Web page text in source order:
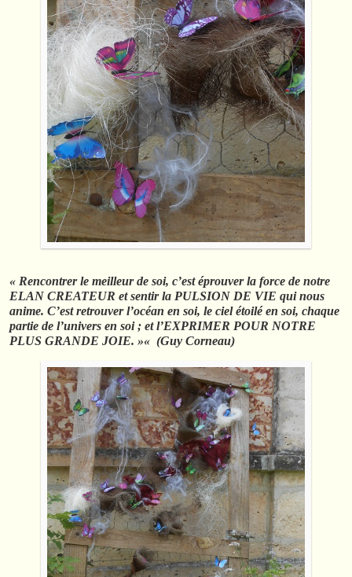
« Rencontrer le meilleur de soi, c’est éprouver la force de notre
ELAN CREATEUR et sentir la PULSION DE VIE qui nous
anime. C’est retrouver l’océan en soi, le ciel étoilé en soi, chaque
partie de l’univers en soi ; et l’EXPRIMER POUR NOTRE
PLUS GRANDE JOIE. »« (Guy Corneau)